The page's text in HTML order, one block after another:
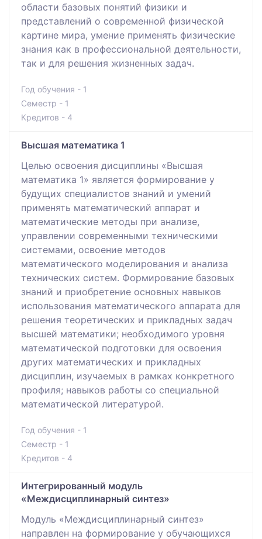
области базовых понятий физики и
представлений о современной физической
картине мира, умение применять физические
знания как в профессиональной деятельности,
так и для решения жизненных задач.
Год обучения - 1
Семестр - 1
Кредитов - 4
Высшая математика 1
Целью освоения дисциплины «Высшая
математика 1» является формирование у
будущих специалистов знаний и умений
применять математический аппарат и
математические методы при анализе,
управлении современными техническими
системами, освоение методов
математического моделирования и анализа
технических систем. Формирование базовых
знаний и приобретение основных навыков
использования математического аппарата для
решения теоретических и прикладных задач
высшей математики; необходимого уровня
математической подготовки для освоения
других математических и прикладных
дисциплин, изучаемых в рамках конкретного
профиля; навыков работы со специальной
математической литературой.
Год обучения - 1
Семестр - 1
Кредитов - 4
Интегрированный модуль
«Междисциплинарный синтез»
Модуль «Междисциплинарный синтез»
направлен на формирование у обучающихся